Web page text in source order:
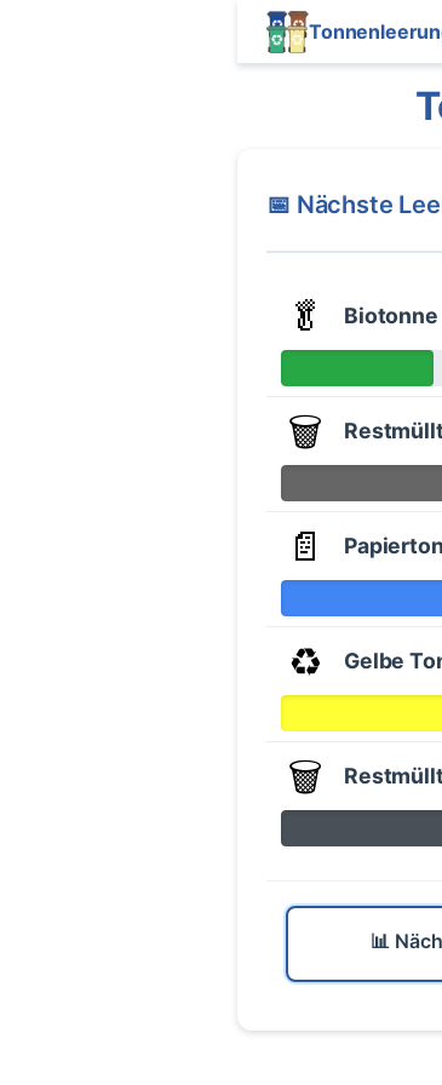
📅 Nächste
🥬 Biotonne
🗑️
📄
♻️ Gelbe
🗑️
📊